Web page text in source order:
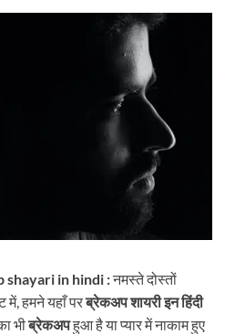
shayari in hindi :नमस्ते दोस्तों
में, हमने यहाँ परब्रेकअप शायरी इन हिंदी
भीब्रेकअपहुआ है या प्यार में नाकाम हुए